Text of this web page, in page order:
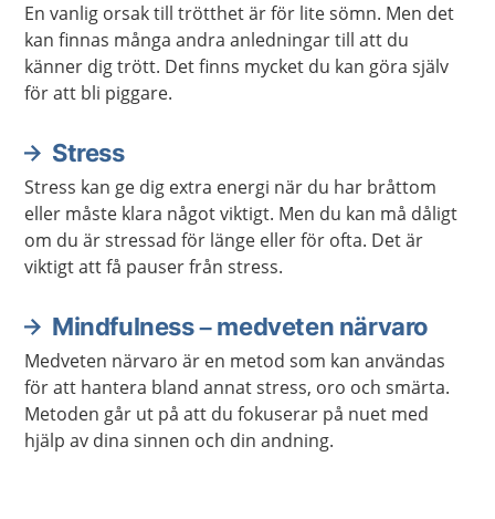
En vanlig orsak till trötthet är för lite sömn. Men det
kan finnas många andra anledningar till att du
känner dig trött. Det finns mycket du kan göra själv
för att bli piggare.
Stress
Stress kan ge dig extra energi när du har bråttom
eller måste klara något viktigt. Men du kan må dåligt
om du är stressad för länge eller för ofta. Det är
viktigt att få pauser från stress.
Mindfulness – medveten närvaro
Medveten närvaro är en metod som kan användas
för att hantera bland annat stress, oro och smärta.
Metoden går ut på att du fokuserar på nuet med
hjälp av dina sinnen och din andning.